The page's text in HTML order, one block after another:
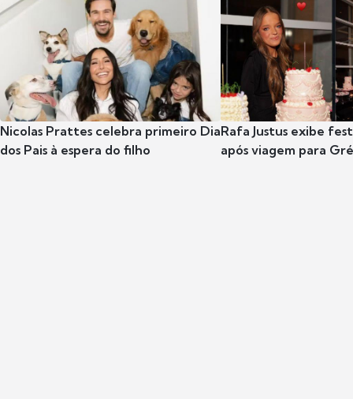
Nicolas Prattes celebra primeiro Dia
dos Pais à espera do filho
Rafa Justus exibe
após viagem para